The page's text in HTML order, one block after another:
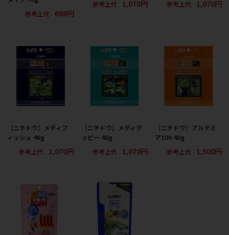
参考上代
698円
参考上代
1,070円
参考上代
1,070円
［ニチドウ］メディフ
ィッシュ 40g
参考上代
1,070円
［ニチドウ］メディグ
ッピー 40g
参考上代
1,070円
［ニチドウ］アルテミ
ア100 40g
参考上代
1,500円